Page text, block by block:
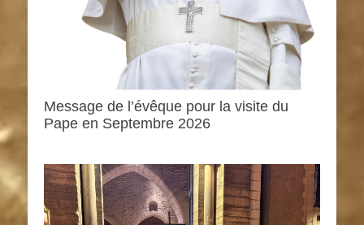
Message de l’évêque pour la visite du
Pape en Septembre 2026